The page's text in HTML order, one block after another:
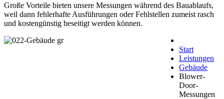
Große Vorteile bieten unsere Messungen während des Bauablaufs,
weil dann fehlerhafte Ausführungen oder Fehlstellen zumeist rasch
und kostengünstig beseitigt werden können.
Start
Leistungen
Gebäude
Blower-
Door-
Messungen